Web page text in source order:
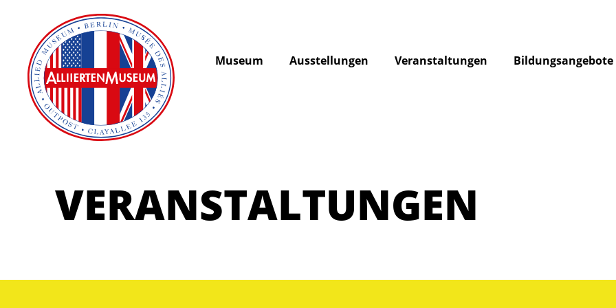
Museum Ausstellungen Veranstaltungen Bildungsangebote
VERANSTALTUNGEN